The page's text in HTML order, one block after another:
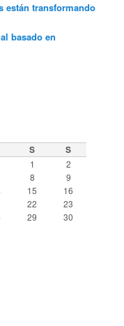
están transformando
basado en
S S
1
2
8
9
15
16
22
23
29
30